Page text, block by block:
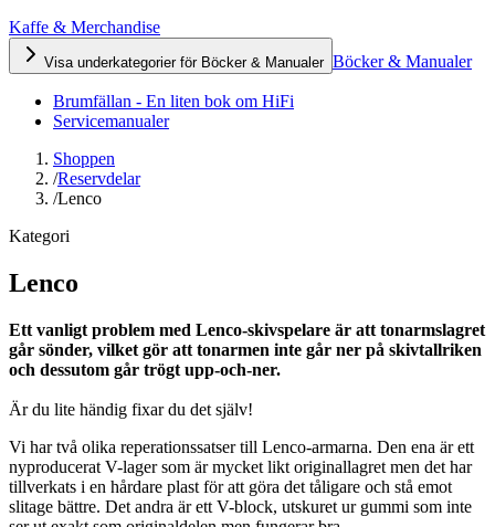
Kaffe & Merchandise
Visa underkategorier för Böcker & Manualer Böcker & Manualer
Brumfällan - En liten bok om HiFi
Servicemanualer
Shoppen
/Reservdelar
/Lenco
Kategori
Lenco
Ett vanligt problem med Lenco-skivspelare är att tonarmslagret
går sönder, vilket gör att tonarmen inte går ner på skivtallriken
och dessutom går trögt upp-och-ner.
Är du lite händig fixar du det själv!
Vi har två olika reperationssatser till Lenco-armarna. Den ena är ett
nyproducerat V-lager som är mycket likt originallagret men det har
tillverkats i en hårdare plast för att göra det tåligare och stå emot
slitage bättre. Det andra är ett V-block, utskuret ur gummi som inte